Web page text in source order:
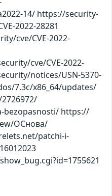
14/ https://security-
2022-28281
cve/CVE-2022-
cve/CVE-2022-
notices/USN-5370-
7.3c/x86_64/updates/
bezopasnosti/ https://
ОСнова/
patchi-i-